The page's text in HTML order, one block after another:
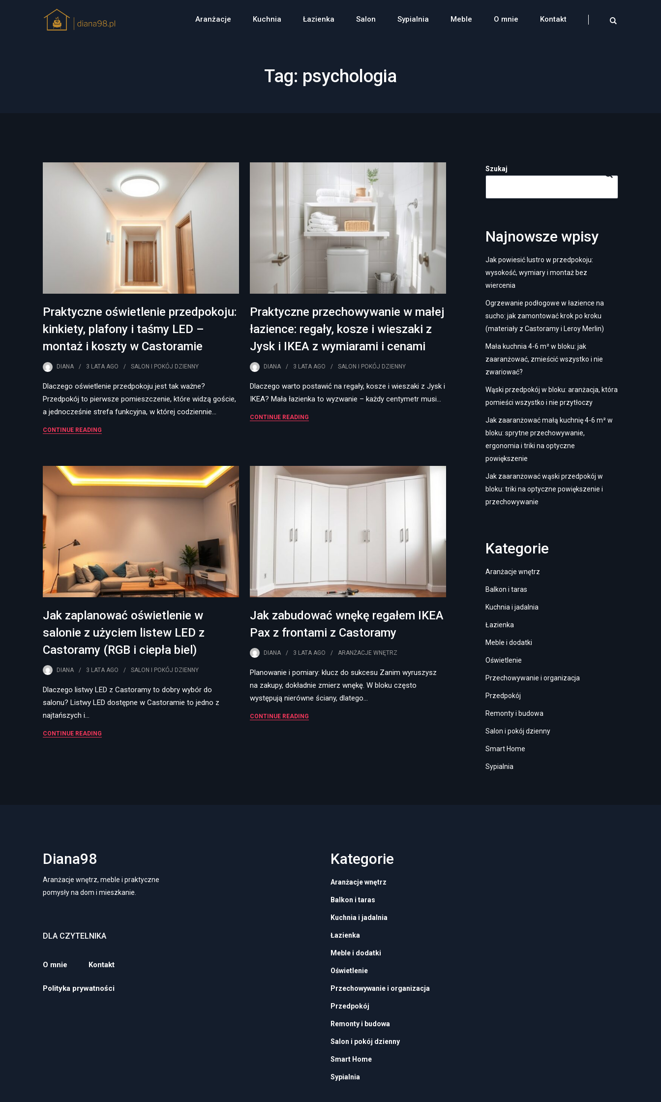
Aranżacje Kuchnia Łazienka Salon Sypialnia Meble O mnie Kontakt
Tag: psychologia
Praktyczne oświetlenie przedpokoju:
kinkiety, plafony i taśmy LED –
montaż i koszty w Castoramie
DIANA 3 LATA AGO SALON I POKÓJ DZIENNY
Dlaczego oświetlenie przedpokoju jest tak ważne?
Przedpokój to pierwsze pomieszczenie, które widzą goście,
a jednocześnie strefa funkcyjna, w której codziennie…
CONTINUE READING
Praktyczne przechowywanie w małej
łazience: regały, kosze i wieszaki z
Jysk i IKEA z wymiarami i cenami
DIANA 3 LATAAGO SALON I POKÓJ DZIENNY
Dlaczego warto postawić na regały, kosze i wieszaki z Jysk i
IKEA? Mała łazienka to wyzwanie – każdy centymetr musi…
CONTINUE READING
Jak zaplanować oświetlenie w
salonie z użyciem listew LED z
Castoramy (RGB i ciepła biel)
DIANA 3 LATA AGO SALON I POKÓJ DZIENNY
Dlaczego listwy LED z Castoramy to dobry wybór do
salonu? Listwy LED dostępne w Castoramie to jedno z
najtańszych i…
CONTINUE READING
Jak zabudować wnękę regałem IKEA
Pax z frontami z Castoramy
DIANA 3 LATAAGO ARANŻACJE WNĘTRZ
Planowanie i pomiary: klucz do sukcesu Zanim wyruszysz
na zakupy, dokładnie zmierz wnękę. W bloku często
występują nierówne ściany, dlatego…
CONTINUE READING
Szukaj
Najnowsze wpisy
Jak powiesić lustro w przedpokoju:
wysokość, wymiary i montaż bez
wiercenia
Ogrzewanie podłogowe w łazience na
sucho: jak zamontować krok po kroku
(materiały z Castoramy i Leroy Merlin)
Mała kuchnia 4-6 m² w bloku: jak
zaaranżować, zmieścić wszystko i nie
zwariować?
Wąski przedpokój w bloku: aranżacja, która
pomieści wszystko i nie przytłoczy
Jak zaaranżować małą kuchnię 4-6 m² w
bloku: sprytne przechowywanie,
ergonomia i triki na optyczne
powiększenie
Jak zaaranżować wąski przedpokój w
bloku: triki na optyczne powiększenie i
przechowywanie
Kategorie
Aranżacje wnętrz
Balkon i taras
Kuchnia i jadalnia
Łazienka
Meble i dodatki
Oświetlenie
Przechowywanie i organizacja
Przedpokój
Remonty i budowa
Salon i pokój dzienny
Smart Home
Sypialnia
Diana98
Aranżacje wnętrz, meble i praktyczne
pomysły na dom i mieszkanie.
DLA CZYTELNIKA
O mnie Kontakt
Polityka prywatności
Kategorie
Aranżacje wnętrz
Balkon i taras
Kuchnia i jadalnia
Łazienka
Meble i dodatki
Oświetlenie
Przechowywanie i organizacja
Przedpokój
Remonty i budowa
Salon i pokój dzienny
Smart Home
Sypialnia